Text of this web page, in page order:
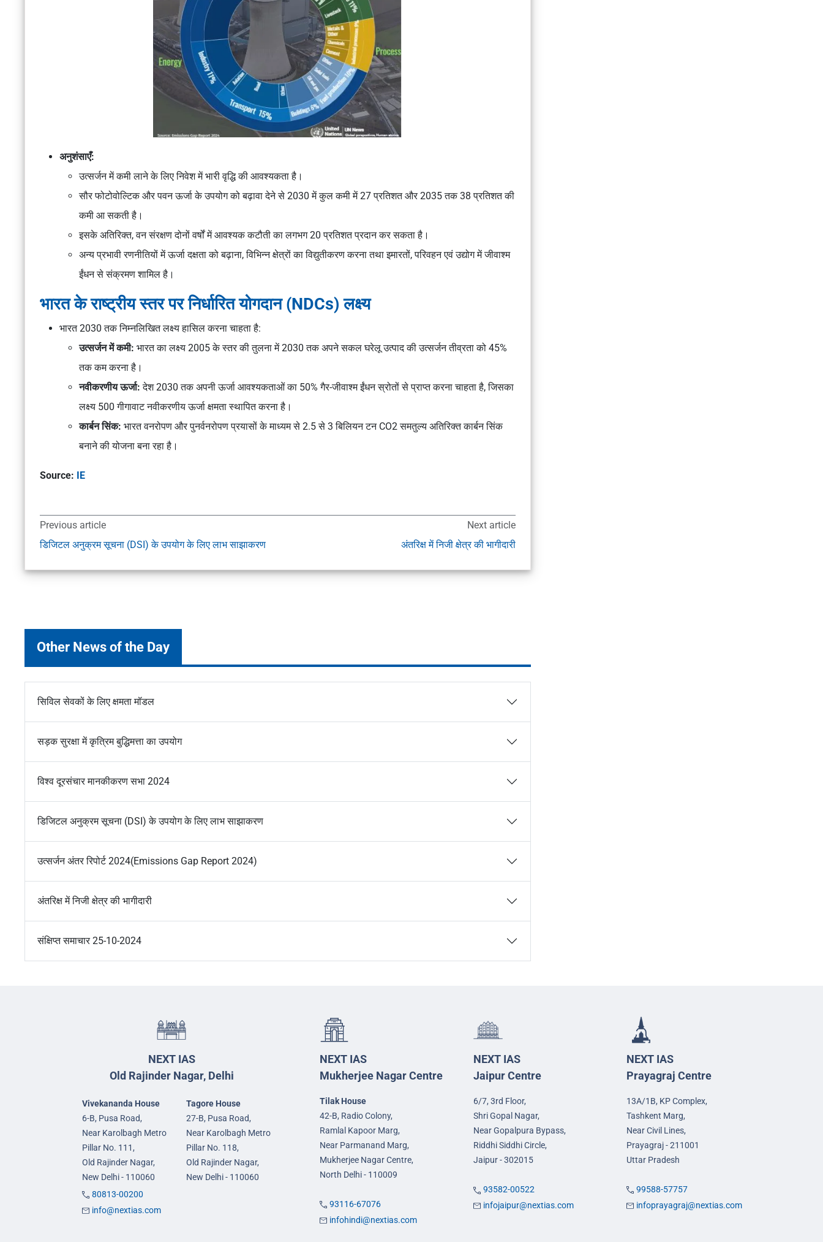
अनुशंसाएँ:
उत्सर्जन में कमी लाने के लिए निवेश में भारी वृद्धि की आवश्यकता है।
सौर फोटोवोल्टिक और पवन ऊर्जा के उपयोग को बढ़ावा देने से 2030 में कुल कमी में 27 प्रतिशत और 2035 तक 38 प्रतिशत की
कमी आ सकती है।
इसके अतिरिक्त, वन संरक्षण दोनों वर्षों में आवश्यक कटौती का लगभग 20 प्रतिशत प्रदान कर सकता है।
अन्य प्रभावी रणनीतियों में ऊर्जा दक्षता को बढ़ाना, विभिन्न क्षेत्रों का विद्युतीकरण करना तथा इमारतों, परिवहन एवं उद्योग में जीवाश्म
ईंधन से संक्रमण शामिल है।
भारत के राष्ट्रीय स्तर पर निर्धारित योगदान (NDCs) लक्ष्य
भारत 2030 तक निम्नलिखित लक्ष्य हासिल करना चाहता है:
उत्सर्जन में कमी: भारत का लक्ष्य 2005 के स्तर की तुलना में 2030 तक अपने सकल घरेलू उत्पाद की उत्सर्जन तीव्रता को 45%
तक कम करना है।
नवीकरणीय ऊर्जा: देश 2030 तक अपनी ऊर्जा आवश्यकताओं का 50% गैर-जीवाश्म ईंधन स्रोतों से प्राप्त करना चाहता है, जिसका
लक्ष्य 500 गीगावाट नवीकरणीय ऊर्जा क्षमता स्थापित करना है।
कार्बन सिंक: भारत वनरोपण और पुनर्वनरोपण प्रयासों के माध्यम से 2.5 से 3 बिलियन टन CO2 समतुल्य अतिरिक्त कार्बन सिंक
बनाने की योजना बना रहा है।
Source: IE
Previous article
डिजिटल अनुक्रम सूचना (DSI) के उपयोग के लिए लाभ साझाकरण
Next article
अंतरिक्ष में निजी क्षेत्र की भागीदारी
Other News of the Day
सिविल सेवकों के लिए क्षमता मॉडल
सड़क सुरक्षा में कृत्रिम बुद्धिमत्ता का उपयोग
विश्व दूरसंचार मानकीकरण सभा 2024
डिजिटल अनुक्रम सूचना (DSI) के उपयोग के लिए लाभ साझाकरण
उत्सर्जन अंतर रिपोर्ट 2024(Emissions Gap Report 2024)
अंतरिक्ष में निजी क्षेत्र की भागीदारी
संक्षिप्त समाचार 25-10-2024
NEXT IAS
Old Rajinder Nagar, Delhi
Vivekananda House
6-B, Pusa Road,
Near Karolbagh Metro
Pillar No. 111,
Old Rajinder Nagar,
New Delhi - 110060
Tagore House
27-B, Pusa Road,
Near Karolbagh Metro
Pillar No. 118,
Old Rajinder Nagar,
New Delhi - 110060
80813-00200
info@nextias.com
NEXT IAS
Mukherjee Nagar Centre
Tilak House
42-B, Radio Colony,
Ramlal Kapoor Marg,
Near Parmanand Marg,
Mukherjee Nagar Centre,
North Delhi - 110009
93116-67076
infohindi@nextias.com
NEXT IAS
Jaipur Centre
6/7, 3rd Floor,
Shri Gopal Nagar,
Near Gopalpura Bypass,
Riddhi Siddhi Circle,
Jaipur - 302015
93582-00522
infojaipur@nextias.com
NEXT IAS
Prayagraj Centre
13A/1B, KP Complex,
Tashkent Marg,
Near Civil Lines,
Prayagraj - 211001
Uttar Pradesh
99588-57757
infoprayagraj@nextias.com